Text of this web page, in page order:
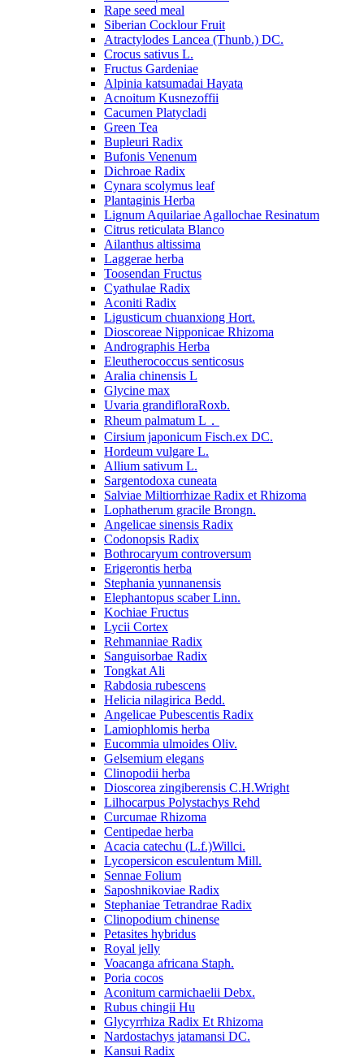
Rape seed meal
Siberian Cocklour Fruit
Atractylodes Lancea (Thunb.) DC.
Crocus sativus L.
Fructus Gardeniae
Alpinia katsumadai Hayata
Acnoitum Kusnezoffii
Cacumen Platycladi
Green Tea
Bupleuri Radix
Bufonis Venenum
Dichroae Radix
Cynara scolymus leaf
Plantaginis Herba
Lignum Aquilariae Agallochae Resinatum
Citrus reticulata Blanco
Ailanthus altissima
Laggerae herba
Toosendan Fructus
Cyathulae Radix
Aconiti Radix
Ligusticum chuanxiong Hort.
Dioscoreae Nipponicae Rhizoma
Andrographis Herba
Eleutherococcus senticosus
Aralia chinensis L
Glycine max
Uvaria grandifloraRoxb.
Rheum palmatum L．
Cirsium japonicum Fisch.ex DC.
Hordeum vulgare L.
Allium sativum L.
Sargentodoxa cuneata
Salviae Miltiorrhizae Radix et Rhizoma
Lophatherum gracile Brongn.
Angelicae sinensis Radix
Codonopsis Radix
Bothrocaryum controversum
Erigerontis herba
Stephania yunnanensis
Elephantopus scaber Linn.
Kochiae Fructus
Lycii Cortex
Rehmanniae Radix
Sanguisorbae Radix
Tongkat Ali
Rabdosia rubescens
Helicia nilagirica Bedd.
Angelicae Pubescentis Radix
Lamiophlomis herba
Eucommia ulmoides Oliv.
Gelsemium elegans
Clinopodii herba
Dioscorea zingiberensis C.H.Wright
Lilhocarpus Polystachys Rehd
Curcumae Rhizoma
Centipedae herba
Acacia catechu (L.f.)Willci.
Lycopersicon esculentum Mill.
Sennae Folium
Saposhnikoviae Radix
Stephaniae Tetrandrae Radix
Clinopodium chinense
Petasites hybridus
Royal jelly
Voacanga africana Staph.
Poria cocos
Aconitum carmichaelii Debx.
Rubus chingii Hu
Glycyrrhiza Radix Et Rhizoma
Nardostachys jatamansi DC.
Kansui Radix